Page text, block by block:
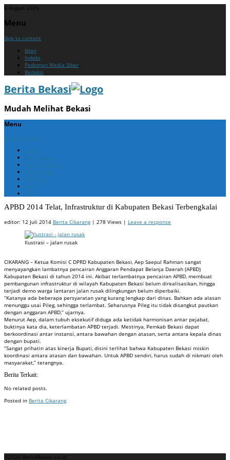
6 August 2026
Menu
Skip to content
Iklan
Indeks
Pedoman Media Siber
Redaksi
Berita Bekasi
Mudah Melihat Bekasi
Menu
Skip to content
Home
Berita Bekasi
Berita Cikarang
Berita Jabar
Nasional
Politik
ADV
APBD 2014 Telat, Infrastruktur di Kabupaten Bekasi Terbengkalai
editor: 12 Juli 2014 Berita Cikarang| 278 Views | Leave a response
Ilustrasi – jalan rusak
CIKARANG – Ketua Komisi C DPRD Kabupaten Bekasi, Aep Saepul Rahman sangat
menyayangkan lambatnya pencairan Anggaran Pendapat Belanja Daerah (APBD)
Kabupaten Bekasi di tahun 2014 ini. Akibat terlambatnya pencairan APBD, membuat
pembangunan infrastruktur di wilayah Kabupaten Bekasi belum direalisasikan, hingga
terjadi demo warga lantaran jalan rusak dilingkungan belum diperbaiki.
“Katanya ada beberapa persyaratan yang kurang lengkap dari dinas. Bahkan ada alasan
menunggu usai Pileg, sehingga terlambat. Seharusnya Pileg itu tidak disangkut pautkan
dengan anggaran APBD,” ujarnya.
Menurut Aep, dalam tubuh eksekutif diduga ada ketidak harmonisan antar pejabat,
buktinya kata dia, keterlambatan APBD terjadi. Mestinya, Pemkab Bekasi dapat
berkoordinasi antar instansi, antara bawahan dengan atasan, serta antara kepala dinas
dengan bupati.
“Sangat prihatin atas kinerja Bupati, disini terlihat bahwa Kabupaten Bekasi miskin
koordinasi antara atasan dan bawahan. Untuk APBD sendiri, harus sudah di nikmati oleh
masyarakat,” terangnya.
Berita Terkait:
No related posts.
Posted in Berita Cikarang
©2024 BeritaBekasi.co.id